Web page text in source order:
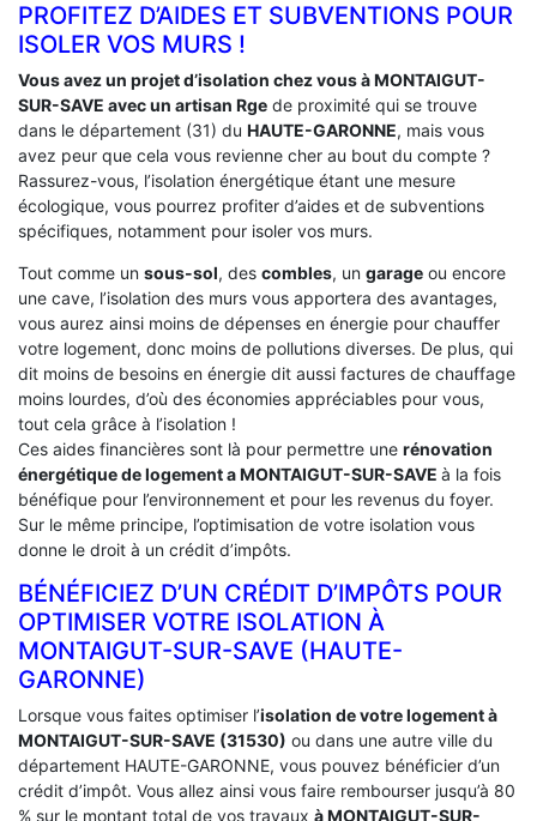
PROFITEZ D’AIDES ET SUBVENTIONS POUR
ISOLER VOS MURS !
Vous avez un projet d’isolation chez vous à MONTAIGUT-
SUR-SAVE avec un artisan Rge de proximité qui se trouve
dans le département (31) du HAUTE-GARONNE, mais vous
avez peur que cela vous revienne cher au bout du compte ?
Rassurez-vous, l’isolation énergétique étant une mesure
écologique, vous pourrez profiter d’aides et de subventions
spécifiques, notamment pour isoler vos murs.
Tout comme un sous-sol, des combles, un garage ou encore
une cave, l’isolation des murs vous apportera des avantages,
vous aurez ainsi moins de dépenses en énergie pour chauffer
votre logement, donc moins de pollutions diverses. De plus, qui
dit moins de besoins en énergie dit aussi factures de chauffage
moins lourdes, d’où des économies appréciables pour vous,
tout cela grâce à l’isolation !
Ces aides financières sont là pour permettre une rénovation
énergétique de logement aMONTAIGUT-SUR-SAVE à la fois
bénéfique pour l’environnement et pour les revenus du foyer.
Sur le même principe, l’optimisation de votre isolation vous
donne le droit à un crédit d’impôts.
BÉNÉFICIEZ D’UN CRÉDIT D’IMPÔTS POUR
OPTIMISER VOTRE ISOLATION À
‎MONTAIGUT-SUR-SAVE (HAUTE-
GARONNE)
Lorsque vous faites optimiser l’isolation de votre logement à
MONTAIGUT-SUR-SAVE (31530) ou dans une autre ville du
département HAUTE-GARONNE, vous pouvez bénéficier d’un
crédit d’impôt. Vous allez ainsi vous faire rembourser jusqu’à 80
% sur le montant total de vos travaux à MONTAIGUT-SUR-